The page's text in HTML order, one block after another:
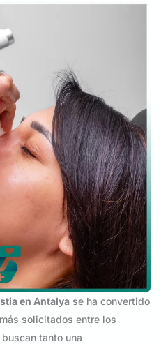
en Antalya se ha convertido
solicitados entre los
tanto una